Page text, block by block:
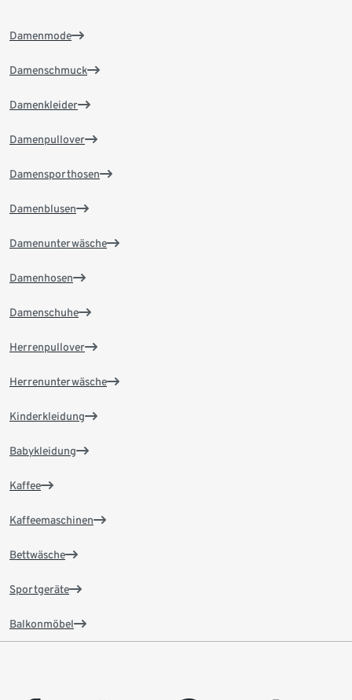
Damenmode
Damenschmuck
Damenkleider
Damenpullover
Damensporthosen
Damenblusen
Damenunterwäsche
Damenhosen
Damenschuhe
Herrenpullover
Herrenunterwäsche
Kinderkleidung
Babykleidung
Kaffee
Kaffeemaschinen
Bettwäsche
Sportgeräte
Balkonmöbel